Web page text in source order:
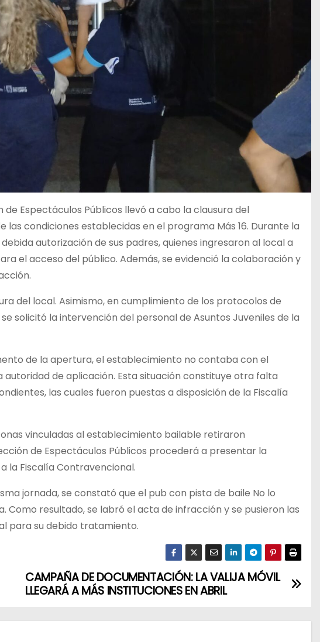
Espectáculos Públicos llevó a cabo la clausura del
condiciones establecidas en el programa Más 16. Durante la
autorización de sus padres, quienes ingresaron al local a
el acceso del público. Además, se evidenció la colaboración y
del local. Asimismo, en cumplimiento de los protocolos de
solicitó la intervención del personal de Asuntos Juveniles de la
de la apertura, el establecimiento no contaba con el
de aplicación. Esta situación constituye otra falta
las cuales fueron puestas a disposición de la Fiscalía
vinculadas al establecimiento bailable retiraron
de Espectáculos Públicos procederá a presentar la
la Fiscalía Contravencional.
jornada, se constató que el pub con pista de baile No lo
Como resultado, se labró el acta de infracción y se pusieron las
para su debido tratamiento.
CAMPAÑA DE DOCUMENTACIÓN: LA VALIJA MÓVIL
LLEGARÁ A MÁS INSTITUCIONES EN ABRIL